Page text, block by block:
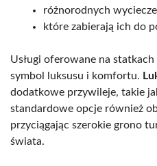
różnorodnych
które zabierają ich do
Usługi oferowane na
symbol luksusu i komfortu.
dodatkowe przywileje, takie
standardowe opcje również
przyciągając szerokie grono
świata.